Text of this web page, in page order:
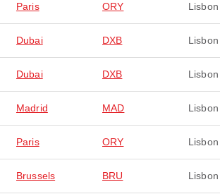
Paris ORY Lisbon
Dubai DXB Lisbon
Dubai DXB Lisbon
Madrid MAD Lisbon
Paris ORY Lisbon
Brussels BRU Lisbon